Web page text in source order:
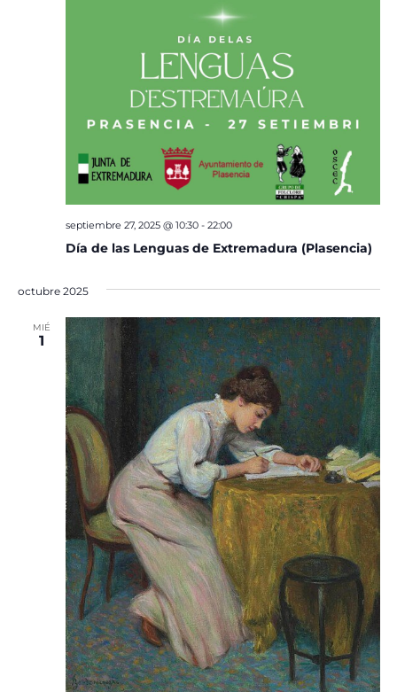
Día de las Lenguas de Extremadura (Plasencia)
septiembre 27, 2025 @ 10:30- 22:00
octubre 2025
MIÉ
1